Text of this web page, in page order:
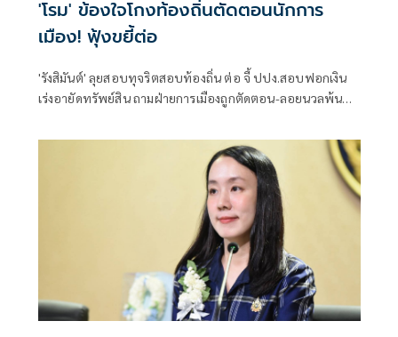
'โรม' ข้องใจโกงท้องถิ่นตัดตอนนักการ
เมือง! ฟุ้งขยี้ต่อ
'รังสิมันต์' ลุยสอบทุจริตสอบท้องถิ่น ต่อ จี้ ปปง.สอบฟอกเงิน
เร่งอายัดทรัพย์สิน ถามฝ่ายการเมืองถูกตัดตอน-ลอยนวลพ้นผิด
รัดกุมหรือไม่